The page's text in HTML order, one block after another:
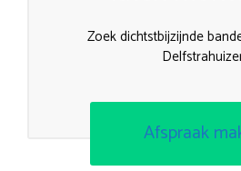
Zoek dichtstbijzijnde
Afspraak